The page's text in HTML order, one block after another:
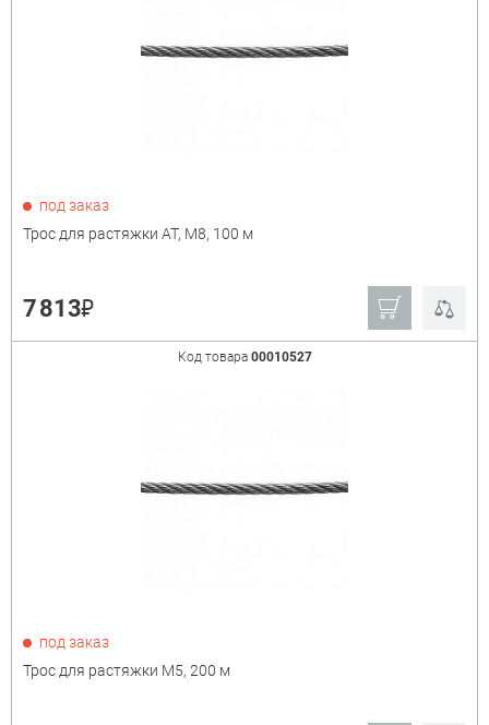
Показать только
под заказ
Трос для растяжки АТ, М8, 100 м
7 813₽
Код товара 00010527
под заказ
Трос для растяжки М5, 200 м